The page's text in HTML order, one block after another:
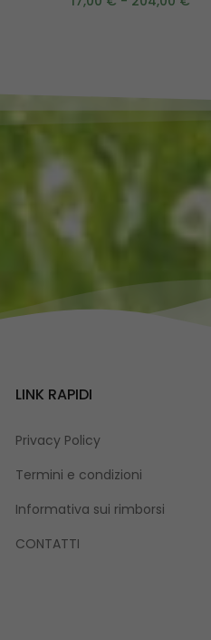
LINK RAPIDI
Privacy Policy
Termini e condizioni
Informativa sui rimborsi
CONTATTI